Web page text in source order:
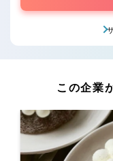
この企業